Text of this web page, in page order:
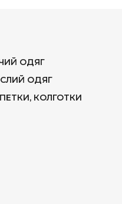
ОДЯГ
ОДЯГ
КОЛГОТКИ